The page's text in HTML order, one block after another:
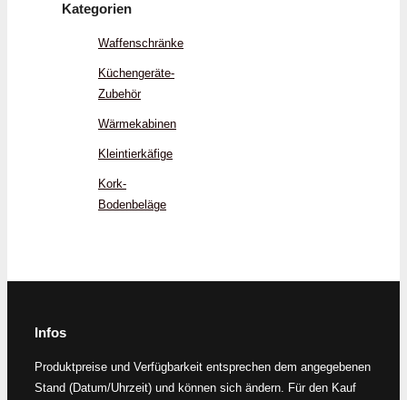
Kategorien
Waffenschränke
Küchengeräte-
Zubehör
Wärmekabinen
Kleintierkäfige
Kork-
Bodenbeläge
Infos
Produktpreise und Verfügbarkeit entsprechen dem angegebenen
Stand (Datum/Uhrzeit) und können sich ändern. Für den Kauf